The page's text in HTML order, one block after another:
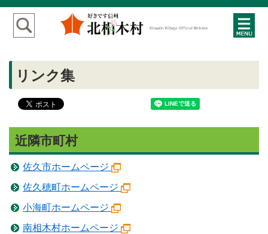
リンク集
近隣市町村
佐久市ホームページ
佐久穂町ホームページ
小海町ホームページ
南相木村ホームページ